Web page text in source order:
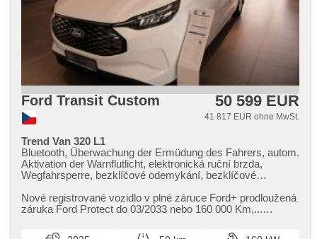
Scheibenwischersensor, Lichtsensor, Garantie, přední
pohon, digitální přístrojová deska, boční posuvné dveře,
malý kožený paket
Ford Transit Custom 50 599 EUR
41 817 EUR ohne MwSt.
Trend Van 320 L1
Bluetooth, Überwachung der Ermüdung des Fahrers, autom.
Aktivation der Warnflutlicht, elektronická ruční brzda,
Wegfahrsperre, bezklíčové odemykání, bezklíčové
dotykové ovládání palubního počítače, Autoradio, Apple
CarPlay, Android Auto, Multifunktionslenkrad, Lenkrad
Fahrersitz, Heckscheibenwischer, täglich Leuchten, Heck
Nové registrované vozidlo v plné záruce Ford​+ prodloužená
záruka Ford Protect do 03/2033 nebo 160 000 Km,​...